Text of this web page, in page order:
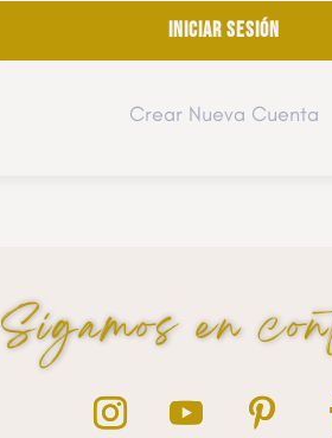
Crear Nueva Cuenta
Sigamos en